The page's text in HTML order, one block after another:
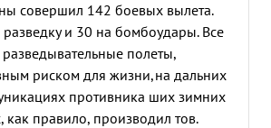
совершил 142 боевых вылета.
и 30 на бомбоудары. Все
разведывательные полеты,
риском для жизни,на дальних
противника ших зимних
как правило, производил тов.